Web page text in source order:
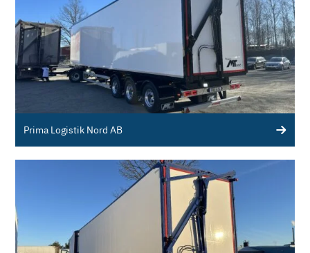
Prima Logistik Nord AB